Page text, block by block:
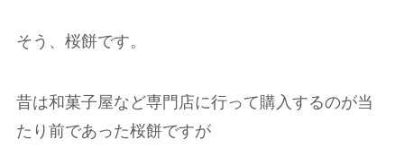
そう、桜餅です。
昔は和菓子屋など専門店に行って購入するのが当
たり前であった桜餅ですが